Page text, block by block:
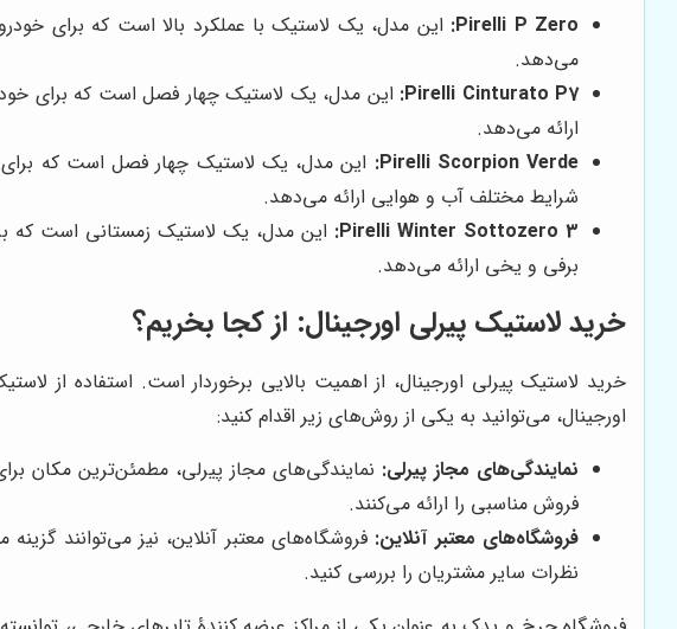
Pirelli P Zero:
می‌دهد.
Pirelli Cinturato P7:
ارائه می‌دهد.
Pirelli Scorpion Verde:
شرایط مختلف آب و هوایی ارائه می‌دهد.
Pirelli Winter Sottozero 3:
برفی و یخی ارائه می‌دهد.
خرید لاستیک پیرلی اورجینال: از کجا بخریم؟
خرید لاستیک پیرلی اورجینال، از اهمیت بالایی برخوردار است. استفاده از
اورجینال، می‌توانید به یکی از روش‌های زیر اقدام کنید:
نمایندگی‌های مجاز پیرلی: نمایندگی‌های مجاز پیرلی، مطمئن‌ترین مکان
فروش مناسبی را ارائه می‌کنند.
فروشگاه‌های معتبر آنلاین: فروشگاه‌های معتبر آنلاین، نیز می‌توانند
نظرات سایر مشتریان را بررسی کنید.